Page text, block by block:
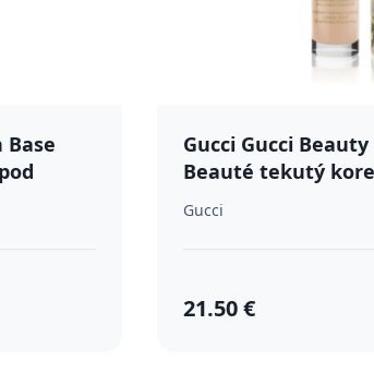
Base
Gucci Gucci
Beauté tekutý
ml
Gucci
21.50 €